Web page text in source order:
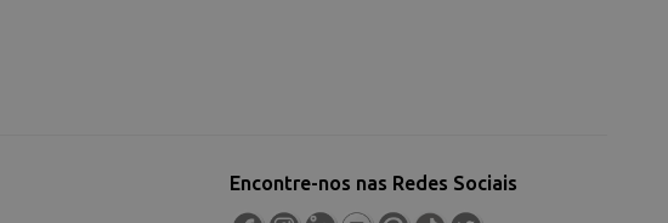
Encontre-nos nas Redes Sociais